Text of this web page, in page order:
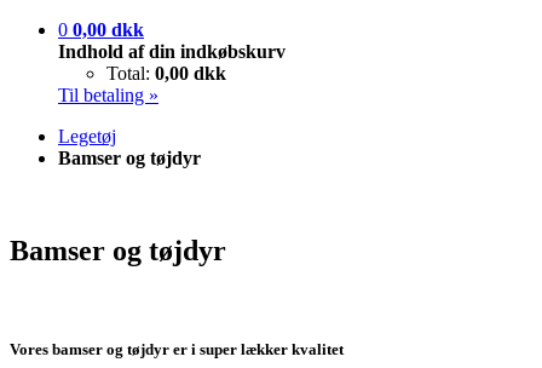
0 0,00 dkk
Indhold af din indkøbskurv
Total: 0,00 dkk
Til betaling »
Legetøj
Bamser og tøjdyr
Bamser og tøjdyr
Vores bamser og tøjdyr er i super lækker kvalitet